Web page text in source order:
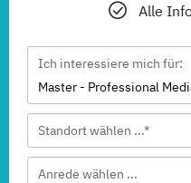
Alle
Ich interessiere mich für:
Master - Professional
Standort wählen ...*
Anrede wählen ...